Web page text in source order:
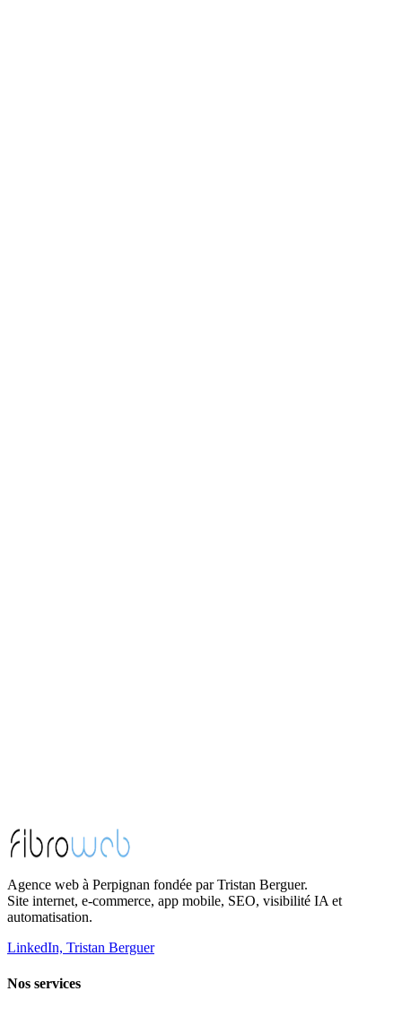
Agence web à Perpignan fondée par Tristan Berguer.
Site internet, e-commerce, app mobile, SEO, visibilité IA et
automatisation.
LinkedIn, Tristan Berguer
Nos services